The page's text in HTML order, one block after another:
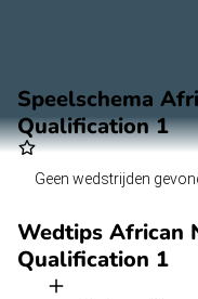
Speelschema
Qualification 1
Geen wedstrijden
Wedtips African
Qualification 1